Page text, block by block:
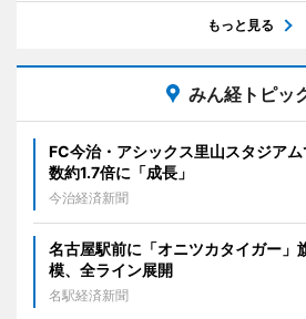
もっと見る
みん経トピッ
FC今治・アシックス里山スタジア
数約1.7倍に「成長」
今治経済新聞
名古屋駅前に「オニツカタイガー
模、全ライン展開
名駅経済新聞